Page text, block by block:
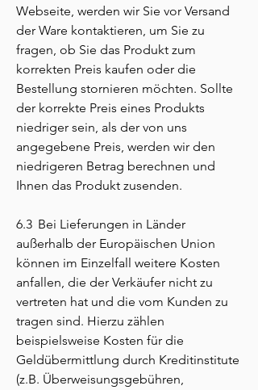
Webseite, werden wir Sie vor Versand
der Ware kontaktieren, um Sie zu
fragen, ob Sie das Produkt zum
korrekten Preis kaufen oder die
Bestellung stornieren möchten. Sollte
der korrekte Preis eines Produkts
niedriger sein, als der von uns
angegebene Preis, werden wir den
niedrigeren Betrag berechnen und
Ihnen das Produkt zusenden.
6.3 Bei Lieferungen in Länder
außerhalb der Europäischen Union
können im Einzelfall weitere Kosten
anfallen, die der Verkäufer nicht zu
vertreten hat und die vom Kunden zu
tragen sind. Hierzu zählen
beispielsweise Kosten für die
Geldübermittlung durch Kreditinstitute
(z.B. Überweisungsgebühren,